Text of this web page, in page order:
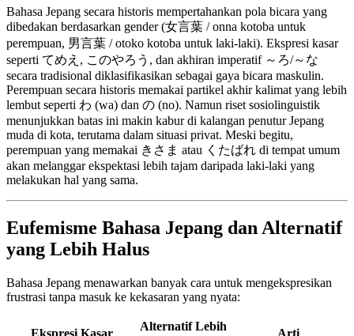
Bahasa Jepang secara historis mempertahankan pola bicara yang
dibedakan berdasarkan gender (女言葉 / onna kotoba untuk
perempuan, 男言葉 / otoko kotoba untuk laki-laki). Ekspresi kasar
seperti てめえ, このやろう, dan akhiran imperatif ～ろ/～な
secara tradisional diklasifikasikan sebagai gaya bicara maskulin.
Perempuan secara historis memakai partikel akhir kalimat yang lebih
lembut seperti わ (wa) dan の (no). Namun riset sosiolinguistik
menunjukkan batas ini makin kabur di kalangan penutur Jepang
muda di kota, terutama dalam situasi privat. Meski begitu,
perempuan yang memakai きさま atau くたばれ di tempat umum
akan melanggar ekspektasi lebih tajam daripada laki-laki yang
melakukan hal yang sama.
Eufemisme Bahasa Jepang dan Alternatif
yang Lebih Halus
Bahasa Jepang menawarkan banyak cara untuk mengekspresikan
frustrasi tanpa masuk ke kekasaran yang nyata:
Ekspresi Kasar
Alternatif Lebih
Arti